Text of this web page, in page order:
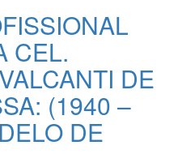
CEL.
DE
(1940 –
DE